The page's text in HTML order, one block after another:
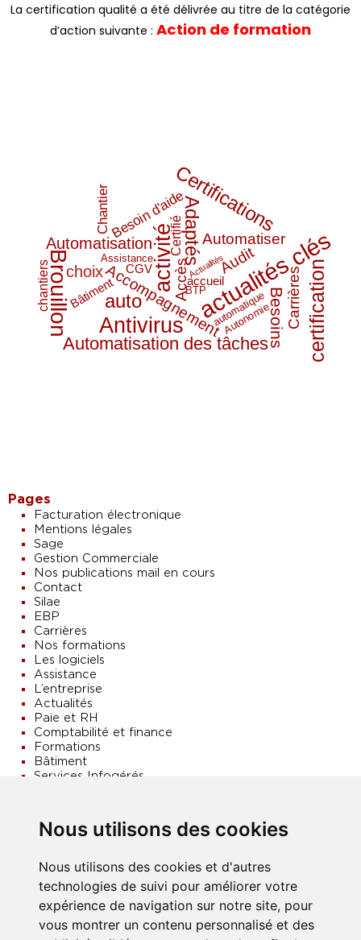
Nous utilisons des cookies
Nous utilisons des cookies et d'autres
technologies de suivi pour améliorer votre
expérience de navigation sur notre site, pour
vous montrer un contenu personnalisé et des
La certification qualité a été délivrée au titre de la catégorie
d’action suivante : Action de formation
Accès
Accompagnement
accueil
activité Actualités
actualités clés
Adaptés
Antivirus
Assistance Audit
auto automatique
Automatisation
Automatisation des tâches
Automatiser
Autonomie
Bâtiment
Besoin d'aide
Besoins
Brouillon BTP Carrièrescertification
Certifications
Certifié
CGV
Chantier
chantiers choix
Pages
Facturation électronique
Mentions légales
Sage
Gestion Commerciale
Nos publications mail en cours
Contact
Silae
EBP
Carrières
Nos formations
Les logiciels
Assistance
L’entreprise
Actualités
Paie et RH
Comptabilité et finance
Formations
Bâtiment
Services Infogérés
Nos indicateurs de satisfaction
Les logiciels
Sans catégorie
Articles Sage
Facturation électronique
Formations
Silae